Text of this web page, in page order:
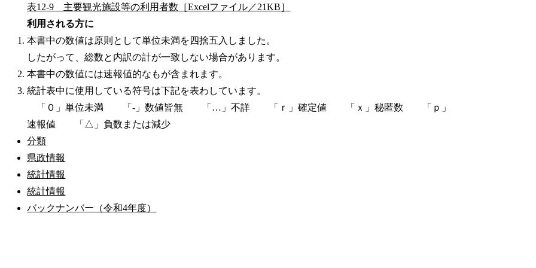
表12-9 主要観光施設等の利用者数［Excelファイル／21KB］
利用される方に
本書中の数値は原則として単位未満を四捨五入しました。
したがって、総数と内訳の計が一致しない場合があります。
本書中の数値には速報値的なもが含まれます。
統計表中に使用している符号は下記を表わしています。
「０」単位未満 「-」数値皆無 「…」不詳 「ｒ」確定値 「ｘ」秘匿数 「ｐ」
速報値 「△」負数または減少
分類
県政情報
統計情報
統計情報
バックナンバー（令和4年度）